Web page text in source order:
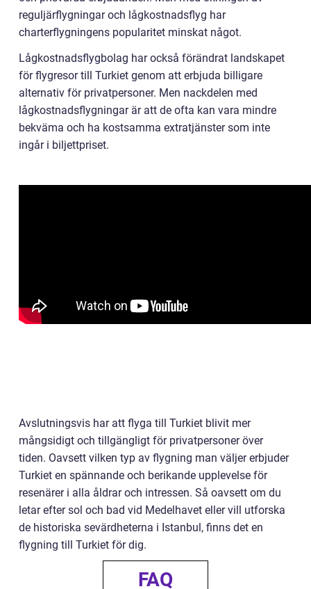
reguljärflygningar och lågkostnadsflyg har
charterflygningens popularitet minskat något.
Lågkostnadsflygbolag har också förändrat landskapet
för flygresor till Turkiet genom att erbjuda billigare
alternativ för privatpersoner. Men nackdelen med
lågkostnadsflygningar är att de ofta kan vara mindre
bekväma och ha kostsamma extratjänster som inte
ingår i biljettpriset.
Avslutningsvis har att flyga till Turkiet blivit mer
mångsidigt och tillgängligt för privatpersoner över
tiden. Oavsett vilken typ av flygning man väljer erbjuder
Turkiet en spännande och berikande upplevelse för
resenärer i alla åldrar och intressen. Så oavsett om du
letar efter sol och bad vid Medelhavet eller vill utforska
de historiska sevärdheterna i Istanbul, finns det en
flygning till Turkiet för dig.
FAQ